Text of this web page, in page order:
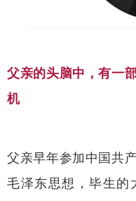
父亲的头脑中，有一
机
父亲早年参加中国共
毛泽东思想，毕生的